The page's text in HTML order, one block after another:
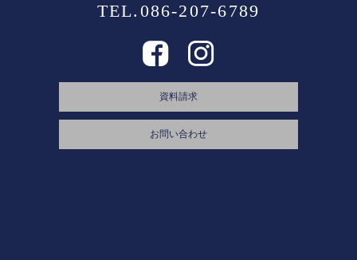
TEL.086-207-6789
資料請求
お問い合わせ